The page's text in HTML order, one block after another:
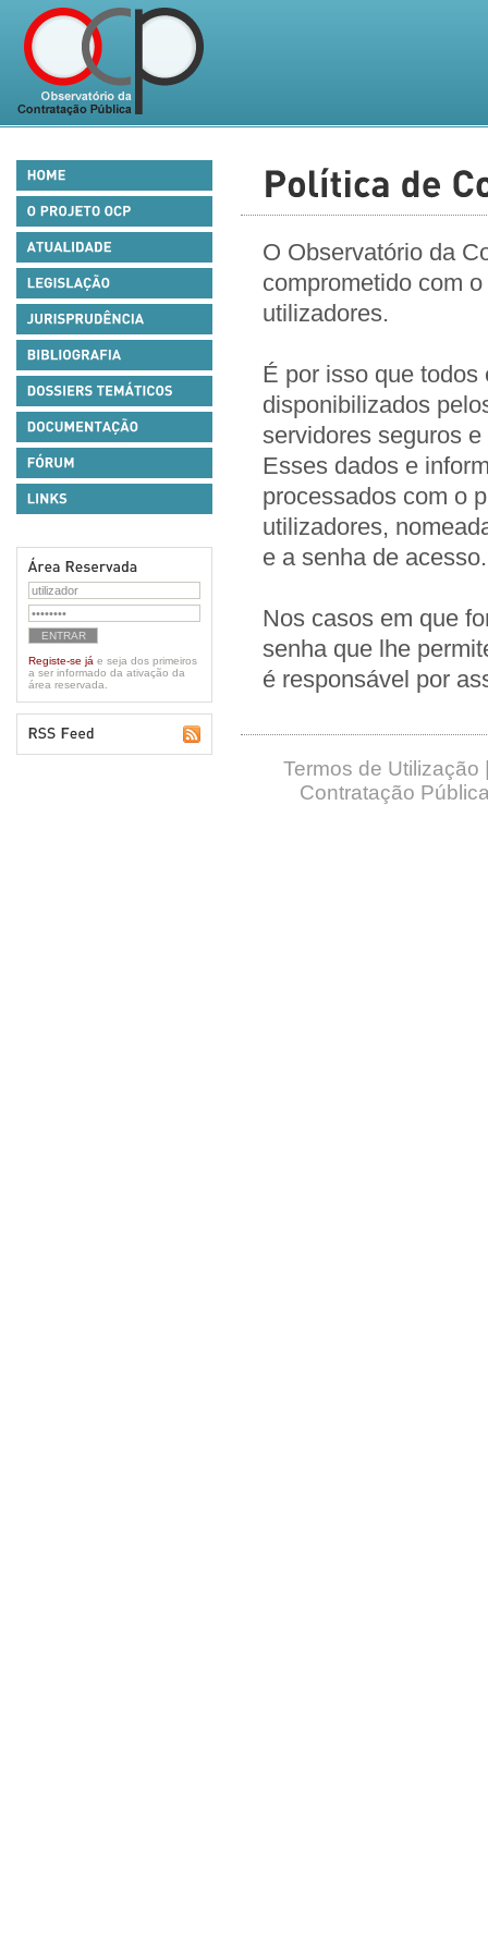
Registe-se já e seja dos primeiros
a ser informado da ativação da
área reservada.
O Observatório da
comprometido com
utilizadores.
É por isso que
disponibilizados
servidores seguros
Esses dados e
processados com o
utilizadores,
e a senha de acesso.
Nos casos em que
senha que lhe
é responsável por
Termos de Utilização
Contratação